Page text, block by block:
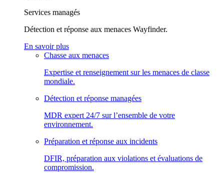
Services managés
Détection et réponse aux menaces Wayfinder.
En savoir plus
Chasse aux menaces
Expertise et renseignement sur les menaces de classe
mondiale.
Détection et réponse managées
MDR expert 24/7 sur l’ensemble de votre
environnement.
Préparation et réponse aux incidents
DFIR, préparation aux violations et évaluations de
compromission.